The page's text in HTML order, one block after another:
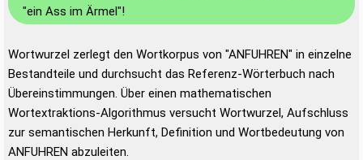
"ein Ass im Ärmel"!
Wortwurzel zerlegt den Wortkorpus von "ANFUHREN" in einzelne
Bestandteile und durchsucht das Referenz-Wörterbuch nach
Übereinstimmungen. Über einen mathematischen
Wortextraktions-Algorithmus versucht Wortwurzel, Aufschluss
zur semantischen Herkunft, Definition und Wortbedeutung von
ANFUHREN abzuleiten.